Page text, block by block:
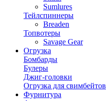
Sumlures
Тейлспиннеры
Breaden
Топвотеры
Savage Gear
Огрузка
Бомбарды
Булеры
Джиг-головки
Огрузка для свимбейтов
Фурнитура